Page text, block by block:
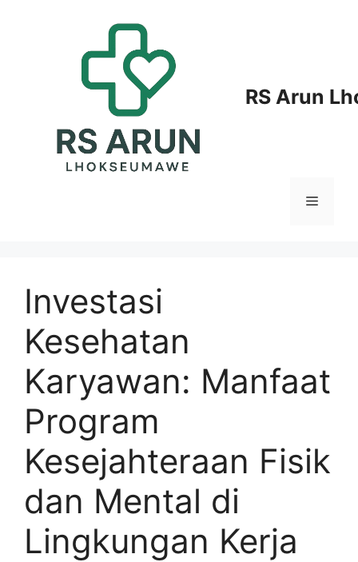
RS Arun
Menu
Investasi
Kesehatan
Karyawan: Manfaat
Program
Kesejahteraan Fisik
dan Mental di
Lingkungan Kerja